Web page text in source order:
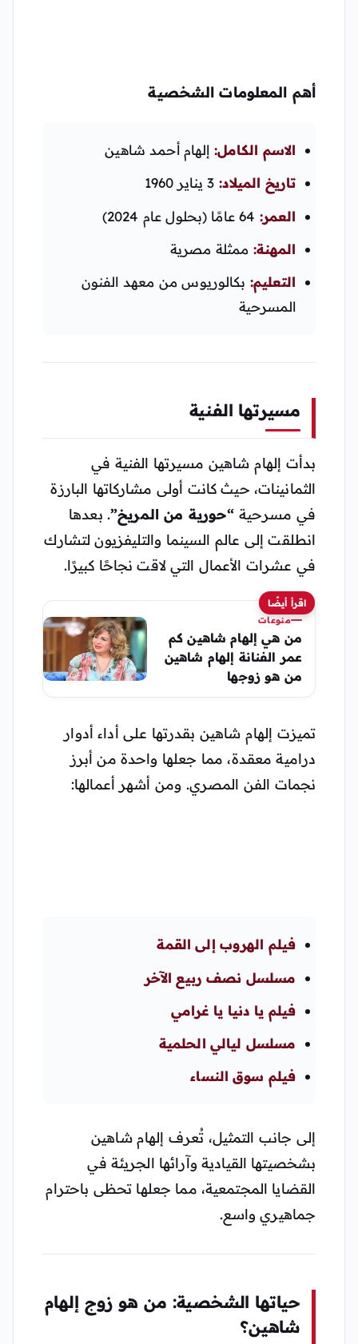
أهم المعلومات الشخصية
الاسم الكامل: إلهام أحمد شاهين
تاريخ الميلاد:
العمر:
المهنة: ممثلة مصرية
التعليم: بكالوريوس من معهد الفنون
المسرحية
مسيرتها الفنية
بدأت إلهام شاهين مسيرتها الفنية في
الثمانينات، حيث كانت أولى مشاركاتها البارزة
في مسرحية “حورية من المريخ”. بعدها
انطلقت إلى عالم السينما والتليفزيون لتشارك
في عشرات الأعمال التي لاقت نجاحًا كبيرًا.
اقرأ أيضًا
منوعات
من هي إلهام شاهين كم
عمر الفنانة إلهام شاهين
من هو زوجها
تميزت إلهام شاهين بقدرتها على أداء أدوار
درامية معقدة، مما جعلها واحدة من أبرز
نجمات الفن المصري. ومن أشهر أعمالها:
فيلم الهروب إلى القمة
مسلسل نصف ربيع الآخر
فيلم يا دنيا يا غرامي
مسلسل ليالي الحلمية
فيلم سوق النساء
إلى جانب التمثيل، تُعرف إلهام شاهين
بشخصيتها القيادية وآرائها الجريئة في
القضايا المجتمعية، مما جعلها تحظى باحترام
جماهيري واسع.
حياتها الشخصية: من هو زوج إلهام
شاهين؟